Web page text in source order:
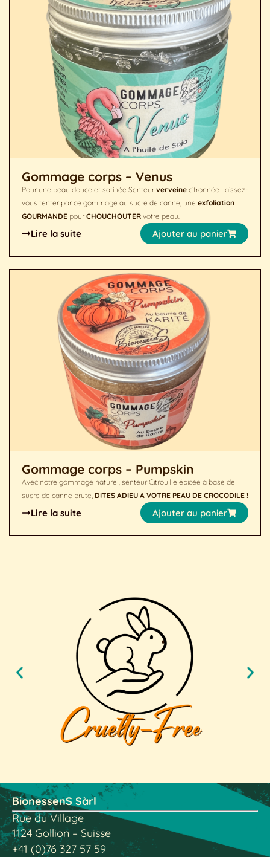
Gommage corps – Venus
Pour une peau douce et satinée Senteur verveine citronnée Laissez-
vous tenter par ce gommage au sucre de canne, une exfoliation
GOURMANDE pour CHOUCHOUTER votre peau.
Lire la suite Ajouter au panier
Gommage corps – Pumpskin
Avec notre gommage naturel, senteur Citrouille épicée à base de
sucre de canne brute, DITES ADIEU A VOTRE PEAU DE CROCODILE !
Lire la suite Ajouter au panier
BionessenS Sàrl
Rue du Village
1124 Gollion – Suisse
+41 (0)76 327 57 59